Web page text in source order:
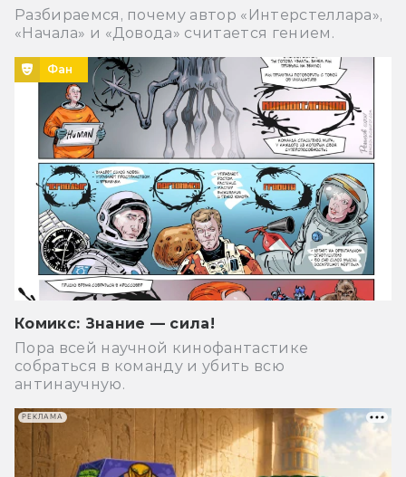
Разбираемся, почему автор «Интерстеллара»,
«Начала» и «Довода» считается гением.
Фан
Комикс: Знание — сила!
Пора всей научной кинофантастике
собраться в команду и убить всю
антинаучную.
РЕКЛАМА